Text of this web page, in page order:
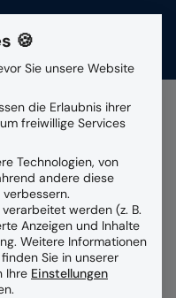
dem
🍪
Sie unsere Website
die Erlaubnis ihrer
freiwillige Services
Technologien, von
andere diese
werden (z. B.
Anzeigen und Inhalte
Weitere Informationen
Sie in unserer
Ihre Einstellungen